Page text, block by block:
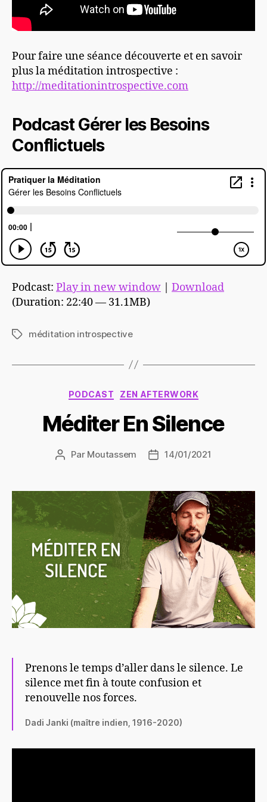
Pour faire une séance découverte et en savoir
plus la méditation introspective :
http://meditationintrospective.com
Podcast Gérer les Besoins
Conflictuels
Podcast: Play in new window
Download
(Duration: 22:40 — 31.1MB)
Étiquettes
méditation introspective
Catégories
PODCAST ZEN AFTERWORK
Méditer En Silence
Auteur
Par Moutassem
Date14/01/2021
Prenons le temps d’aller dans le silence. Le
silence met fin à toute confusion et
renouvelle nos forces.
Dadi Janki (maître indien, 1916-2020)